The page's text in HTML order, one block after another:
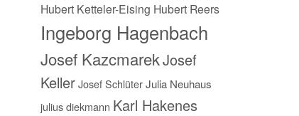
Hubert Ketteler-Eising Hubert Reers
Ingeborg Hagenbach
Josef KazcmarekJosef
Keller Josef Schlüter Julia Neuhaus
julius diekmann Karl Hakenes